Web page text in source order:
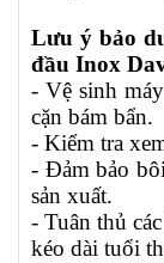
Lưu ý bảo
đầu Inox
- Vệ sinh
cặn bám bẩn.
- Kiểm tra
- Đảm bảo
sản xuất.
- Tuân thủ
kéo dài tuổi